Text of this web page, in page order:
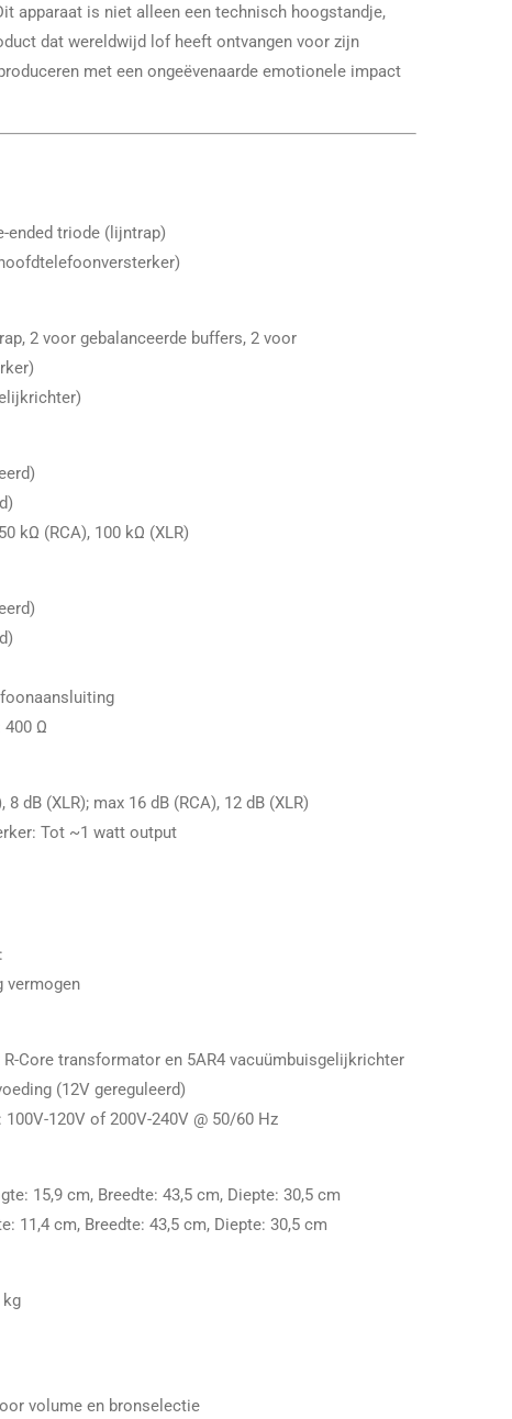
apparaat is niet alleen een technisch hoogstandje,
dat wereldwijd lof heeft ontvangen voor zijn
met een ongeëvenaarde emotionele impact
ended triode (lijntrap)
2 voor gebalanceerde buffers, 2 voor
kΩ (RCA), 100 kΩ (XLR)
400 Ω
8 dB (XLR); max 16 dB (RCA), 12 dB (XLR)
Tot ~1 watt output
vermogen
Core transformator en 5AR4 vacuümbuisgelijkrichter
(12V gereguleerd)
120V of 200V-240V @ 50/60 Hz
15,9 cm, Breedte: 43,5 cm, Diepte: 30,5 cm
11,4 cm, Breedte: 43,5 cm, Diepte: 30,5 cm
kg
volume en bronselectie